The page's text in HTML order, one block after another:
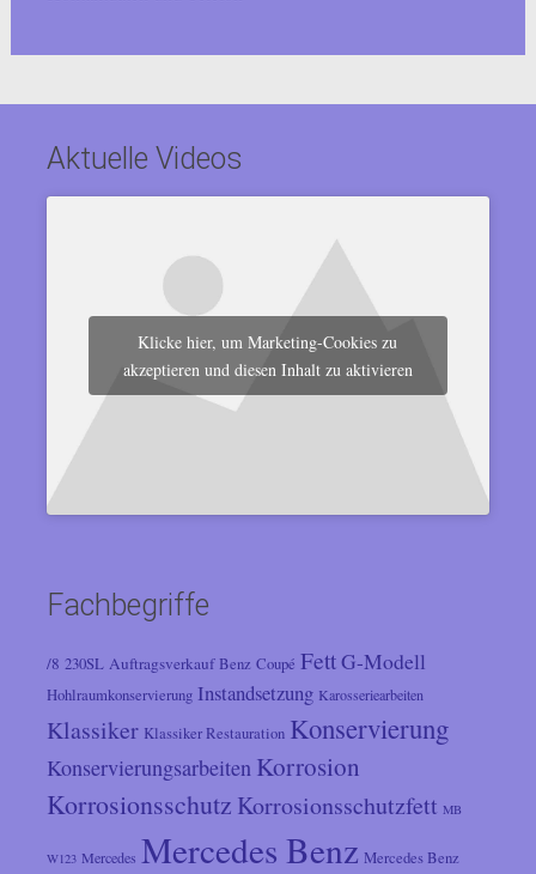
Aktuelle Videos
Klicke hier, um Marketing-Cookies zu
akzeptieren und diesen Inhalt zu aktivieren
Fachbegriffe
/8 230SL Auftragsverkauf Benz Coupé FettG-Modell
Hohlraumkonservierung Instandsetzung Karosseriearbeiten
Klassiker Klassiker Restauration Konservierung
Konservierungsarbeiten Korrosion
Korrosionsschutz Korrosionsschutzfett MB
W123 Mercedes Mercedes Benz Mercedes Benz